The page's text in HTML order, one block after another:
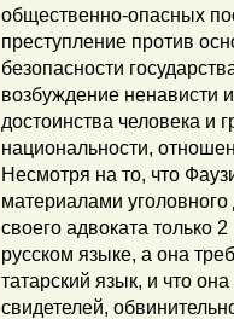
общественно-опасных
преступление против
безопасности
возбуждение ненависти
достоинства человека и
национальности,
Несмотря на то, что
материалами уголовного
своего адвоката только
русском языке, а она
татарский язык, и что
свидетелей,